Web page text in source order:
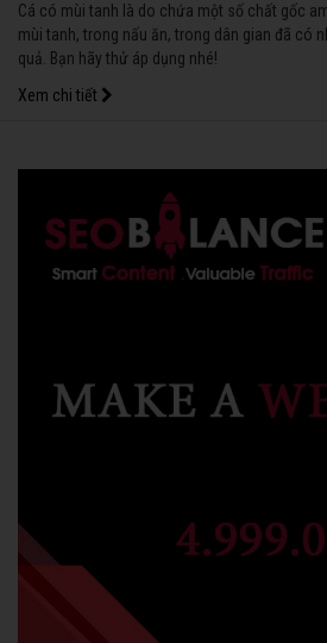
Cá có mùi tanh là do chứa một số chất gốc
mùi tanh, trong nấu ăn, trong dân gian đã có
quả. Bạn hãy thử áp dụng nhé!
Xem chi tiết